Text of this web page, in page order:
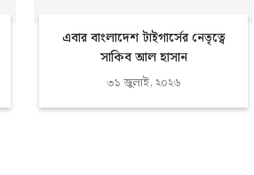
এবার বাংলাদেশ টাইগার্সের নেতৃত্বে
সাকিব আল হাসান
৩১ জুলাই, ২০২৬